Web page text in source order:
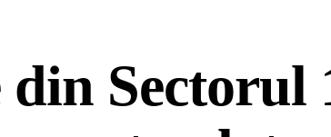
din Sectorul